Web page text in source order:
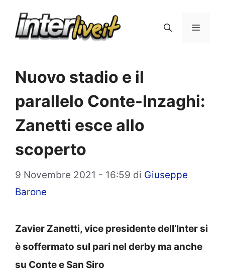
Menu
Nuovo stadio e il
parallelo Conte-Inzaghi:
Zanetti esce allo
scoperto
9 Novembre 2021 - 16:59 di Giuseppe
Barone
Zavier Zanetti, vice presidente dell’Inter si
è soffermato sul pari nel derby ma anche
su Conte e San Siro